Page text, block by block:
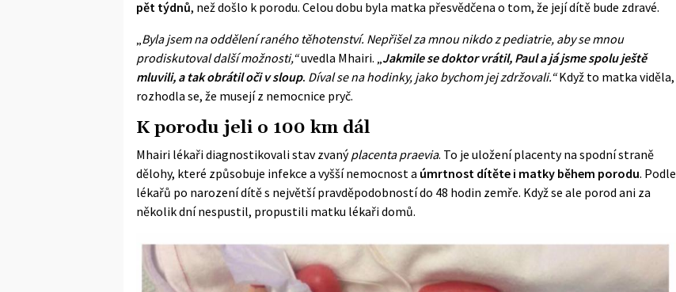
pět týdnů, než došlo k porodu. Celou dobu byla matka přesvědčena o tom, že její dítě bude zdravé.
Byla jsem na oddělení raného těhotenství. Nepřišel za mnou nikdo z pediatrie, aby se mnou
prodiskutoval další možnosti,“uvedla Mhairi. „ Jakmile se doktor vrátil, Paul a já jsme spolu ještě
mluvili, a tak obrátil oči v sloup. Díval se na hodinky, jako bychom jej zdržovali.“Když to matka viděla,
rozhodla se, že musejí z nemocnice pryč.
K porodu jeli o 100 km dál
Mhairi lékaři diagnostikovali stav zvanýplacenta praevia. To je uložení placenty na spodní straně
dělohy, které způsobuje infekce a vyšší nemocnost a úmrtnost dítěte i matky během porodu. Podle
lékařů po narození dítě s největší pravděpodobností do 48 hodin zemře. Když se ale porod ani za
několik dní nespustil, propustili matku lékaři domů.